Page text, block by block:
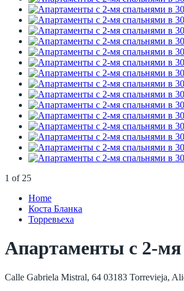
1 of 25
Home
Коста Бланка
Торревьеха
Апартаменты с 2-мя
Calle Gabriela Mistral, 64 03183 Torrevieja,